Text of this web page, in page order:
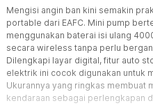
Mengisi angin ban kini semakin
portable dari EAFC. Mini pump
menggunakan baterai isi ulang
secara wireless tanpa perlu
Dilengkapi layar digital, fitur auto
elektrik ini cocok digunakan untuk
Ukurannya yang ringkas membuat
kendaraan sebagai perlengkapan